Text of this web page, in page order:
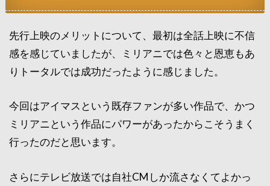
先行上映のメリットについて、最初は全話上映に不信
感を感じていましたが、ミリアニでは色々と恩恵もあ
りトータルでは成功だったように感じました。
今回はアイマスという既存ファンが多い作品で、かつ
ミリアニという作品にパワーがあったからこそうまく
行ったのだと思います。
さらにテレビ放送では自社CMしか流さなくてよかっ